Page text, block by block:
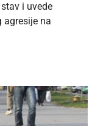
i uvede
agresije na